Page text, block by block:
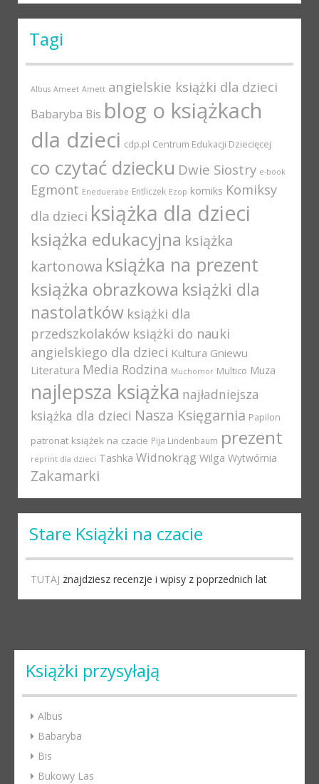
Tagi
Albus Ameet Amett angielskie książki dla dzieci
Babaryba Bis blog o książkach
dla dzieci cdp.pl Centrum Edukacji Dziecięcej
co czytać dziecku Dwie Siostry e-book
Egmont Eneduerabe Entliczek Ezop komiks Komiksy
dla dzieci książka dla dzieci
książka edukacyjna książka
kartonowa książka na prezent
książka obrazkowa książki dla
nastolatków książki dla
przedszkolaków książki do nauki
angielskiego dla dzieci Kultura Gniewu
Literatura Media Rodzina Muchomor Multico Muza
najlepsza książka najładniejsza
książka dla dzieci Nasza Księgarnia Papilon
patronat książek na czacie Pija Lindenbaum prezent
reprint dla dzieci Tashka Widnokrąg Wilga Wytwórnia
Zakamarki
Stare Książki na czacie
TUTAJ znajdziesz recenzje i wpisy z poprzednich lat
Książki przysyłają
Albus
Babaryba
Bis
Bukowy Las